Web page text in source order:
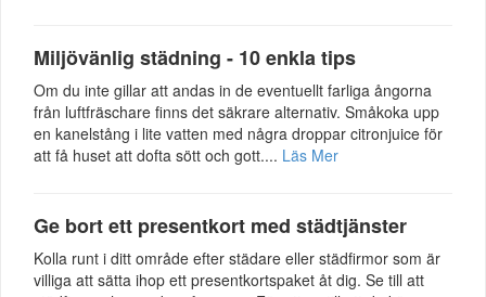
Miljövänlig städning - 10 enkla tips
Om du inte gillar att andas in de eventuellt farliga ångorna
från luftfräschare finns det säkrare alternativ. Småkoka upp
en kanelstång i lite vatten med några droppar citronjuice för
att få huset att dofta sött och gott.... Läs Mer
Ge bort ett presentkort med städtjänster
Kolla runt i ditt område efter städare eller städfirmor som är
villiga att sätta ihop ett presentkortspaket åt dig. Se till att